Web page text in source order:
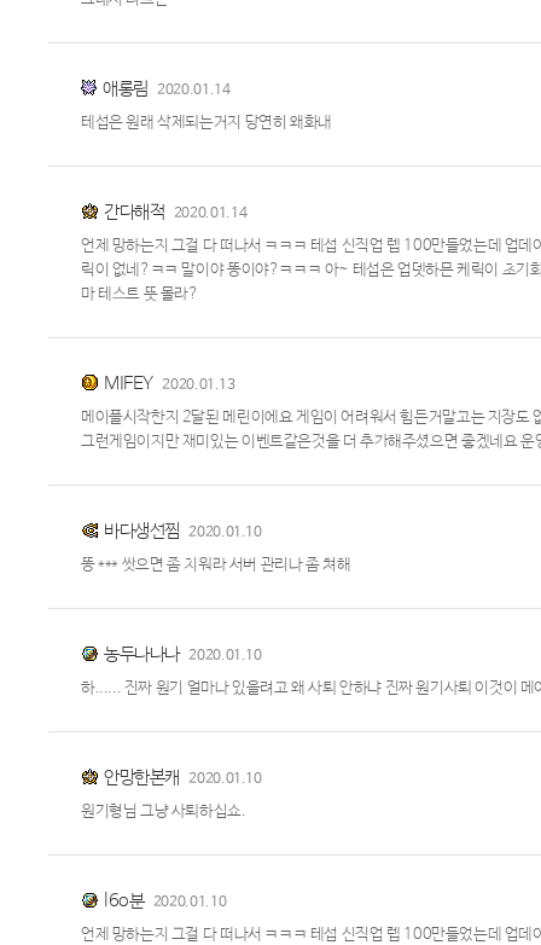
애롱림 2020.01.14
테섭은 원래 삭제되는거지 당연히 왜화내
간다해적 2020.01.14
언제 망하는지 그걸 다 떠나서 ㅋㅋㅋ 테섭 신직업 렙 100만들었는데 업
릭이 없네?ㅋㅋ 말이야 똥이야?ㅋㅋㅋ 아~ 테섭은 업뎃하믄 케릭이 초
마 테스트 뜻 몰라?
MIFEY 2020.01.13
메이플시작한지 2달된 메린이에요 게임이 어려워서 힘든거말고는 지장
그런게임이지만 재미있는 이벤트같은것을 더 추가해주셨으면 좋겠네요
바다생선찜 2020.01.10
똥 *** 쌋으면 좀 치워라 서버 관리나 좀 쳐해
농두나나나 2020.01.10
하...... 진짜 원기 얼마나 있을려고 왜 사퇴 안하냐 진짜 원기사퇴 이것이
안망한본캐 2020.01.10
원기형님 그냥 사퇴하십쇼.
l6o분 2020.01.10
언제 망하는지 그걸 다 떠나서 ㅋㅋㅋ 테섭 신직업 렙 100만들었는데 업